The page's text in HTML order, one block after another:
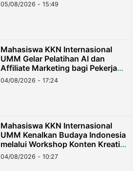
05/08/2026 - 15:49
Mahasiswa KKN Internasional
UMM Gelar Pelatihan AI dan
Affiliate Marketing bagi Pekerja
Migran Indonesia di Taiwan
04/08/2026 - 17:24
Mahasiswa KKN Internasional
UMM Kenalkan Budaya Indonesia
melalui Workshop Konten Kreatif
di Taiwan
04/08/2026 - 10:27